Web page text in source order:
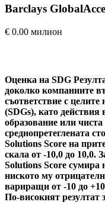
Barclays
€ 0.00 милион
Оценка на SDG
доколко компаниите
съответствие с
(SDGs), като действия
образование или
среднопретеглената
Solutions Score на
скала от -10,0 до 10,0.
Solutions Score сумира
ниското му
вариращи от -10 до
По-високият резултат